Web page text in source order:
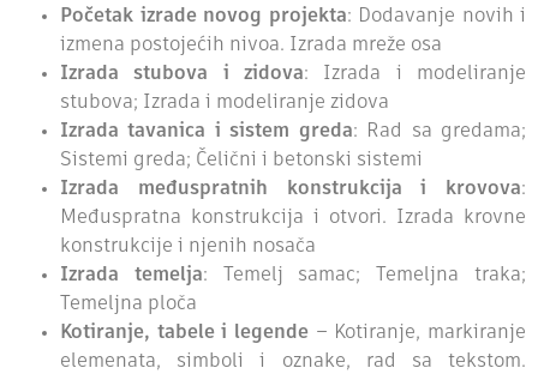
Početak izrade novog projekta: Dodavanje novih i
izmena postojećih nivoa. Izrada mreže osa
Izrada stubova i zidova: Izrada i modeliranje
stubova; Izrada i modeliranje zidova
Izrada tavanica i sistem greda: Rad sa gredama;
Sistemi greda; Čelični i betonski sistemi
Izrada međuspratnih konstrukcija i krovova:
Međuspratna konstrukcija i otvori. Izrada krovne
konstrukcije i njenih nosača
Izrada temelja: Temelj samac; Temeljna traka;
Temeljna ploča
Kotiranje, tabele i legende – Kotiranje, markiranje
elemenata, simboli i oznake, rad sa tekstom.